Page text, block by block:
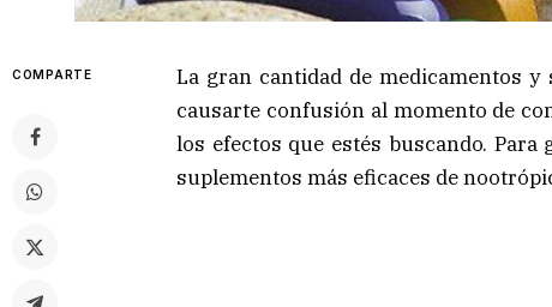
COMPARTE
La gran cantidad de medicamentos
causarte confusión al momento de
los efectos que estés buscando.
suplementos más eficaces de